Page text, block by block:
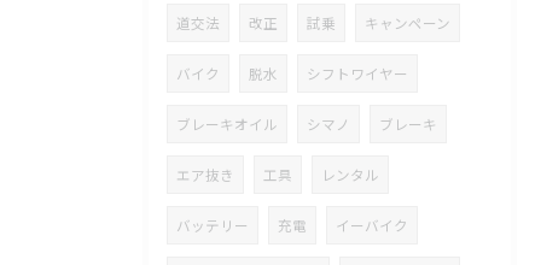
道交法 改正 試乗 キャンペーン
バイク 脱水 シフトワイヤー
ブレーキオイル シマノ ブレーキ
エア抜き 工具 レンタル
バッテリー 充電 イーバイク